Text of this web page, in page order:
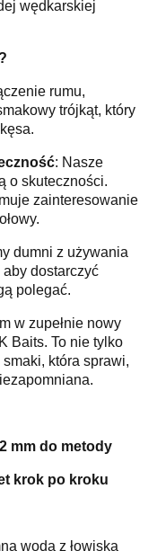
wędkarskiej
rumu,
trójkąt, który
: Nasze
o skuteczności.
zainteresowanie
dumni z używania
dostarczyć
polegać.
w zupełnie nowy
Baits. To nie tylko
która sprawi,
mm do metody
krok po kroku
wodą z łowiska